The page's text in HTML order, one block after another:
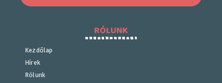
RÓLUNK
Kezdőlap
Hírek
Rólunk